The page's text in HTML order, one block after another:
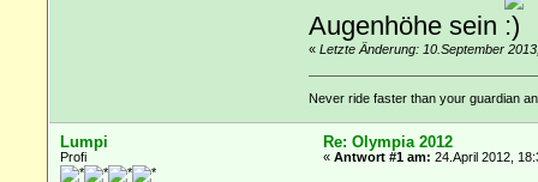
Augenhöhe sein
« Letzte Änderung: 10.September
Never ride faster than your guardian
Lumpi
Profi
Re: Olympia 2012
«Antwort #1 am: 24.April 2012,